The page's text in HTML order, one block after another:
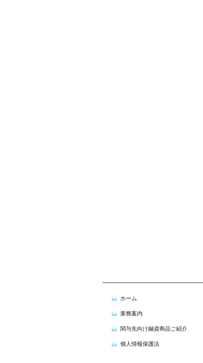
ホーム
業務案内
関与先向け融資商品ご紹介
個人情報保護法